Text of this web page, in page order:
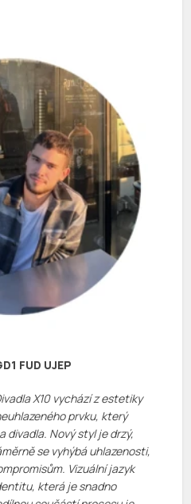
FUD UJEP
X10 vychází z estetiky
prvku, který
divadla. Nový styl je drzý,
se vyhýbá uhlazenosti,
Vizuální jazyk
která je snadno